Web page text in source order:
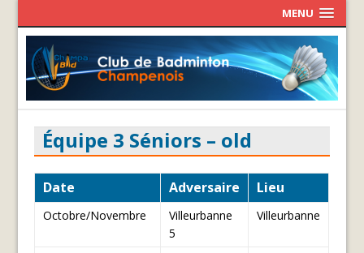
MENU
Équipe 3 Séniors – old
Date Adversaire Lieu
Octobre/Novembre
Villeurbanne
5
Villeurbanne